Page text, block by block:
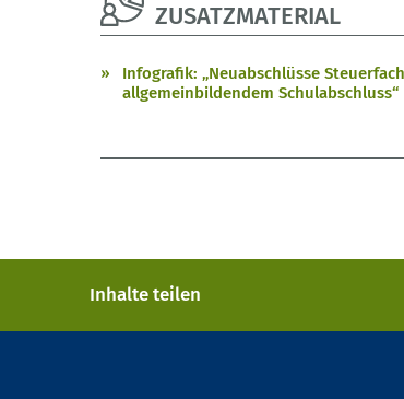
ZUSATZMATERIAL
Infografik: „Neuabschlüsse
allgemeinbildendem Schulabschluss“
Inhalte teilen